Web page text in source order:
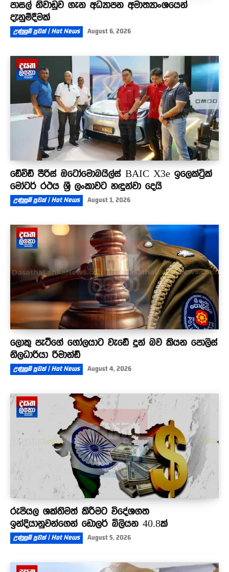
පාසල් නිවාඩුව ගැන අධ්‍යාපන අමාත්‍යාංශයෙන්
දැනුම්දීමක්
උණුසුම් පුවත් | Hot News August 6, 2026
ඩේවිඩ් පීරිස් ඔටෝමොබයිල්ස් BAIC X3e ඉලෙක්ට්‍රික්
මෝටර් රථය ශ්‍රී ලංකාවට හඳුන්වා දෙයි
උණුසුම් පුවත් | Hot News August 1, 2026
ලොකු පැටීගේ ගෝලයාට වැඩේ දුන් බව කියන පොලිස්
නිලධාරියා රිමාන්ඩ්
උණුසුම් පුවත් | Hot News August 4, 2026
රුපියල ශක්තිමත් කිරීමට විදේශගත
ඉන්දියානුවන්ගෙන් ඩොලර් බිලියන 40.8ක්
උණුසුම් පුවත් | Hot News August 5, 2026